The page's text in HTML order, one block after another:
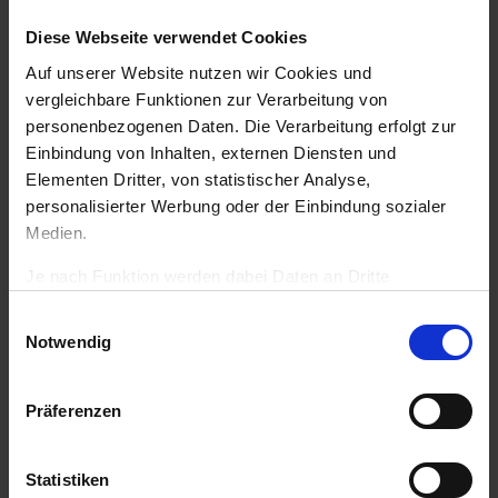
Diese Webseite verwendet Cookies
Auf unserer Website nutzen wir Cookies und
vergleichbare Funktionen zur Verarbeitung von
personenbezogenen Daten. Die Verarbeitung erfolgt zur
Einbindung von Inhalten, externen Diensten und
Elementen Dritter, von statistischer Analyse,
personalisierter Werbung oder der Einbindung sozialer
Medien.
Einwilligung ist freiwillig, für die Nutzung unserer Website
nicht erforderlich und kann jederzeit über die
zulassen“ erlauben Sie uns den vollumfänglichen Cookie-
Personalisierungszwecken. Über die Schaltfläche
„Auswahl erlauben“ können Sie Ihre Cookie-Einstellungen
Notwendig
Präferenzen
Statistiken
hier downloaden.
Für verfolgte
Ihrem Anliegen
Kapellehier